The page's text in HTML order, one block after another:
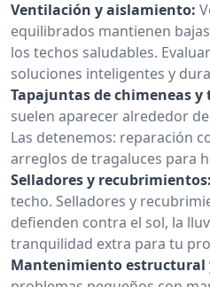
Ventilación y aislamiento:
equilibrados mantienen
los techos saludables.
soluciones inteligentes y
Tapajuntas de chimeneas y
suelen aparecer alrededor
Las detenemos: reparación
arreglos de tragaluces para
Selladores y recubrimientos:
techo. Selladores y
defienden contra el sol, la
tranquilidad extra para tu
Mantenimiento estructural